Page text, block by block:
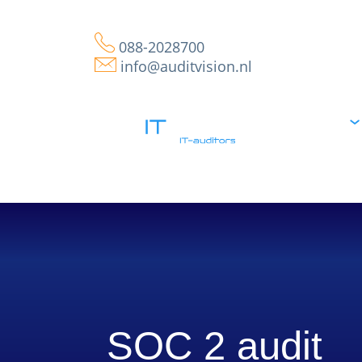
088-2028700
info@auditvision.nl
SOC 2 audit